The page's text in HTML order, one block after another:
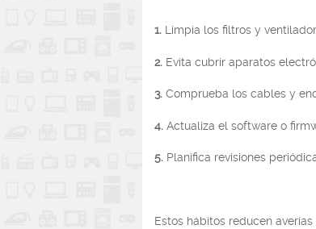
1. Limpia los filtros y
2. Evita cubrir aparatos
3. Comprueba los cables y
4. Actualiza el software o
5. Planifica revisiones
Estos hábitos reducen